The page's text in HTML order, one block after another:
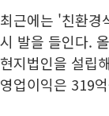
최근에는 '친환경
시 발을 들인다.
현지법인을 설립
영업이익은 319